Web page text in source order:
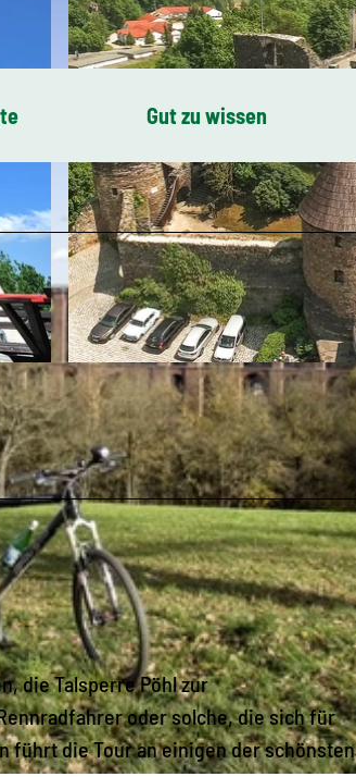
© Archiv TVV, Tino Peisker |CC-BY-SA
Gut zu wissen
die Talsperre Pöhl zur
oder solche, die sich für
führt die Tour an einigen der schönsten